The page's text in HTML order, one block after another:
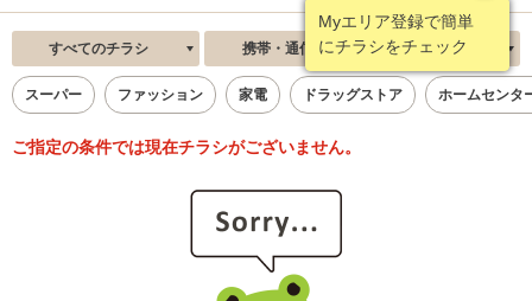
Myエリア登録で簡単
にチラシをチェック
すべてのチラシ 携帯・通信・家電 新着順
スーパー ファッション 家電 ドラッグストア ホームセンタ
ご指定の条件では現在チラシがございません。